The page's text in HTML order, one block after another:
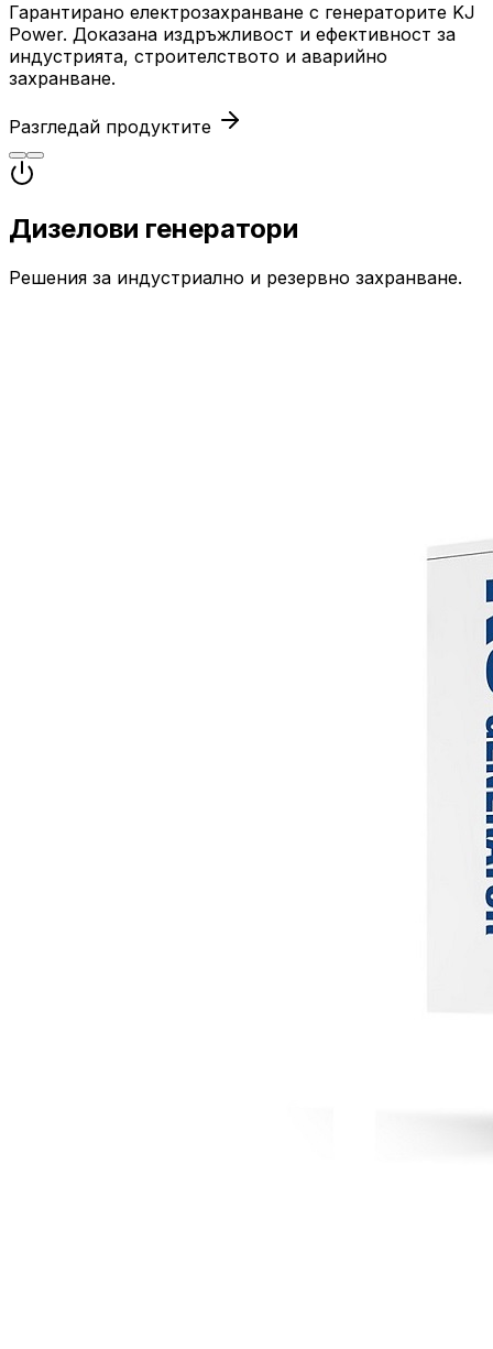
Гарантирано електрозахранване с генераторите KJ
Power. Доказана издръжливост и ефективност за
индустрията, строителството и аварийно
захранване.
Разгледай продуктите
Дизелови генератори
Решения за индустриално и резервно захранване.